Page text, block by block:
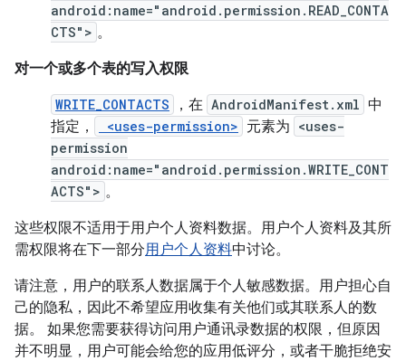
android:name="android.permission.READ_CONTA
CTS"> 。
对一个或多个表的写入权限
WRITE_CONTACTS ，在 AndroidManifest.xml 中
指定，
<uses-permission> 元素为 <uses-
permission
android:name="android.permission.WRITE_CONT
ACTS"> 。
这些权限不适用于用户个人资料数据。用户个人资料及其所
需权限将在下一部分用户个人资料中讨论。
请注意，用户的联系人数据属于个人敏感数据。用户担心自
己的隐私，因此不希望应用收集有关他们或其联系人的数
据。 如果您需要获得访问用户通讯录数据的权限，但原因
并不明显，用户可能会给您的应用低评分，或者干脆拒绝安